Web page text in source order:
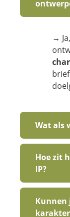
→
Wat als
Hoe zit
IP?
Kunnen